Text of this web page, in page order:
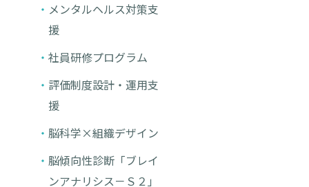
メンタルヘルス対策支
援
社員研修プログラム
評価制度設計・運用支
援
脳科学×組織デザイン
脳傾向性診断「ブレイ
ンアナリシス－Ｓ２」